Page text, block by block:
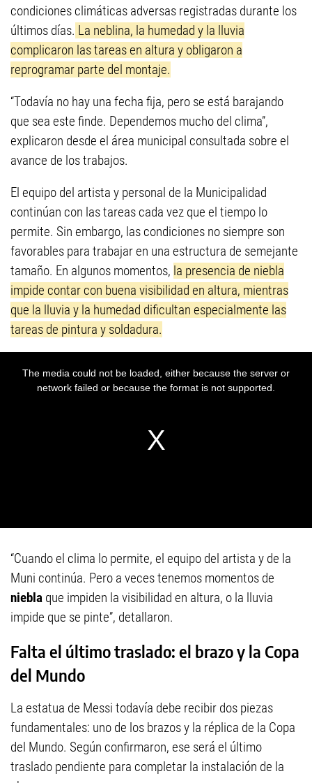
condiciones climáticas adversas registradas durante los
últimos días. La neblina, la humedad y la lluvia
complicaron las tareas en altura y obligaron a
reprogramar parte del montaje.
“Todavía no hay una fecha fija, pero se está barajando
que sea este finde. Dependemos mucho del clima”,
explicaron desde el área municipal consultada sobre el
avance de los trabajos.
El equipo del artista y personal de la Municipalidad
continúan con las tareas cada vez que el tiempo lo
permite. Sin embargo, las condiciones no siempre son
favorables para trabajar en una estructura de semejante
tamaño. En algunos momentos, la presencia de niebla
impide contar con buena visibilidad en altura, mientras
que la lluvia y la humedad dificultan especialmente las
tareas de pintura y soldadura.
“Cuando el clima lo permite, el equipo del artista y de la
Muni continúa. Pero a veces tenemos momentos de
niebla que impiden la visibilidad en altura, o la lluvia
impide que se pinte”, detallaron.
Falta el último traslado: el brazo y la Copa
del Mundo
La estatua de Messi todavía debe recibir dos piezas
fundamentales: uno de los brazos y la réplica de la Copa
del Mundo. Según confirmaron, ese será el último
traslado pendiente para completar la instalación de la